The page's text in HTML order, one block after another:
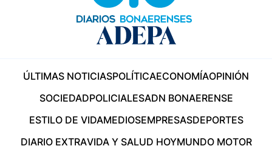
ÚLTIMAS NOTICIASPOLÍTICAECONOMÍAOPINIÓN
SOCIEDADPOLICIALESADN BONAERENSE
ESTILO DE VIDAMEDIOSEMPRESASDEPORTES
DIARIO EXTRAVIDA Y SALUD HOYMUNDO MOTOR